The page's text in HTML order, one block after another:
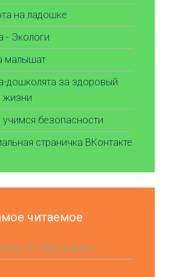
на ладошке
- Экологи
малышат
дошколята за здоровый
жизни
учимся безопасности
страничка ВКонтакте
читаемое
Останься дома